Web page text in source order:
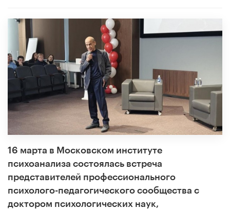
16 марта в Московском институте
психоанализа состоялась встреча
представителей профессионального
психолого-педагогического сообщества с
доктором психологических наук,